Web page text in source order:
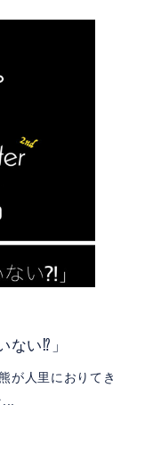
ない⁉︎」
が人里におりてき